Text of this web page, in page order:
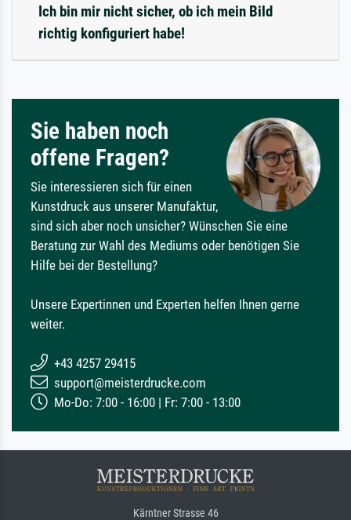
Ich bin mir nicht sicher, ob ich mein Bild
richtig konfiguriert habe!
Sie haben noch
offene Fragen?
Sie interessieren sich für einen
Kunstdruck aus unserer Manufaktur,
sind sich aber noch unsicher? Wünschen Sie eine
Beratung zur Wahl des Mediums oder benötigen Sie
Hilfe bei der Bestellung?
Unsere Expertinnen und Experten helfen Ihnen gerne
weiter.
+43 4257 29415
support@meisterdrucke.com
Mo-Do: 7:00 - 16:00 | Fr: 7:00 - 13:00
Kärntner Strasse 46